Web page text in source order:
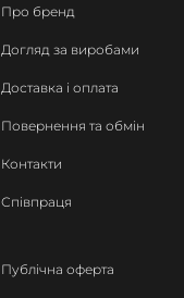
Про бренд
Догляд за виробами
Доставка і оплата
Повернення та обмін
Контакти
Співпраця
Публічна оферта